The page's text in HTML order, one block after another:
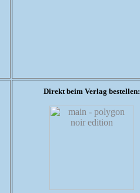
Direkt beim Verlag bestellen: